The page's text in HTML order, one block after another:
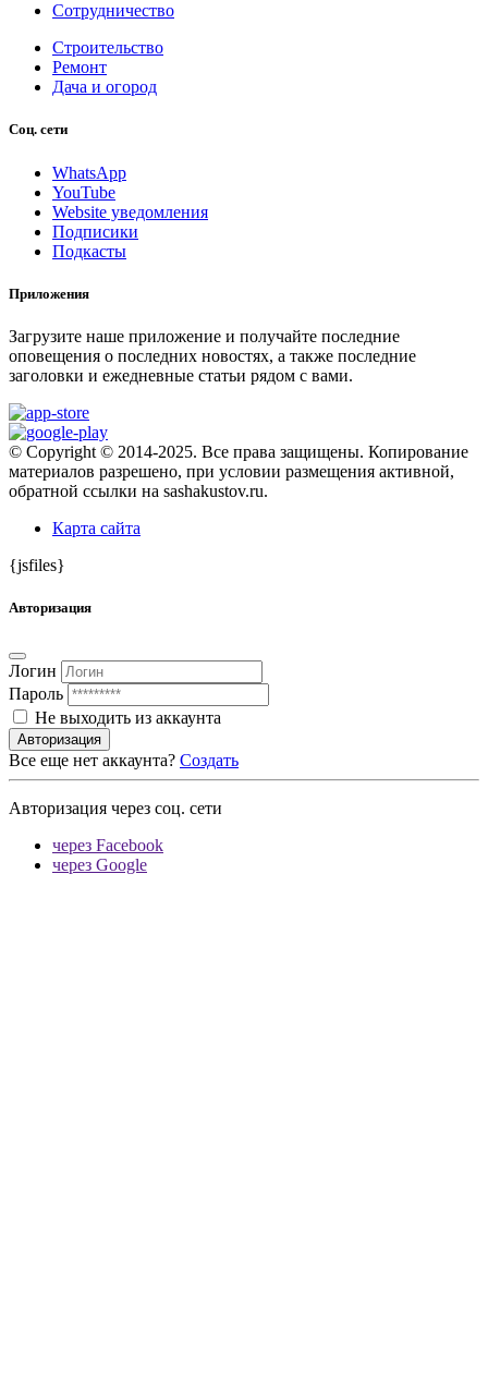
Сотрудничество
Строительство
Ремонт
Дача и огород
Соц. сети
WhatsApp
YouTube
Website уведомления
Подписики
Подкасты
Приложения
Загрузите наше приложение и получайте последние
оповещения о последних новостях, а также последние
заголовки и ежедневные статьи рядом с вами.
© Copyright © 2014-2025. Все права защищены. Копирование
материалов разрешено, при условии размещения активной,
обратной ссылки на sashakustov.ru.
Карта сайта
{jsfiles}
Авторизация
Логин
Пароль
Не выходить из аккаунта
Авторизация
Все еще нет аккаунта? Создать
Авторизация через соц. сети
через Facebook
через Google